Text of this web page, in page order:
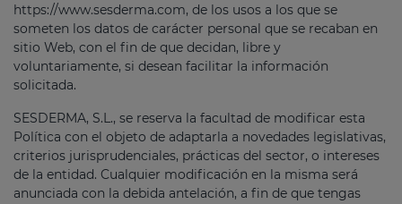
https://www.sesderma.com, de los usos a los que se
someten los datos de carácter personal que se recaban en
sitio Web, con el fin de que decidan, libre y
voluntariamente, si desean facilitar la información
solicitada.
SESDERMA, S.L., se reserva la facultad de modificar esta
Política con el objeto de adaptarla a novedades legislativas,
criterios jurisprudenciales, prácticas del sector, o intereses
de la entidad. Cualquier modificación en la misma será
anunciada con la debida antelación, a fin de que tengas